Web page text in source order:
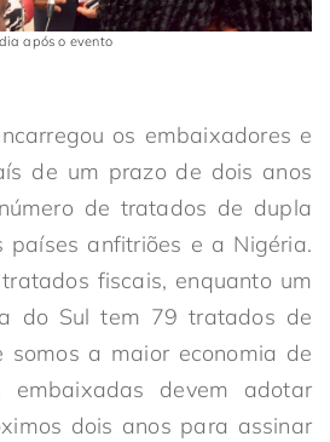
após o evento
os embaixadores e
de um prazo de dois anos
de tratados de dupla
países anfitriões e a Nigéria.
fiscais, enquanto um
do Sul tem 79 tratados de
somos a maior economia de
embaixadas devem adotar
dois anos para assinar